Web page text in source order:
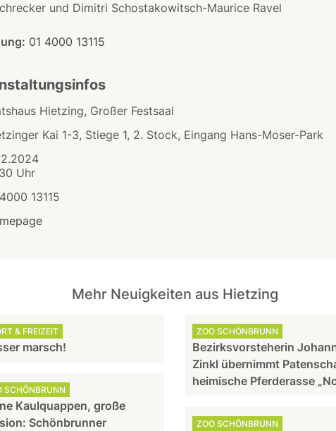
und Dimitri Schostakowitsch-Maurice Ravel
01 4000 13115
Hietzing, Großer Festsaal
Kai 1-3, Stiege 1, 2. Stock, Eingang Hans-Moser-Park
Uhr
13115
Mehr Neuigkeiten aus Hietzing
& FREIZEIT
marsch!
SCHÖNBRUNN
Kaulquappen, große
Schönbrunner
ZOO SCHÖNBRUNN
Bezirksvorsteherin
Zinkl übernimmt
heimische Pferderasse
ZOO SCHÖNBRUNN